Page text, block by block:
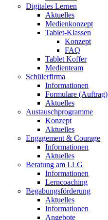
Digitales Lernen
Aktuelles
Medienkonzept
Tablet-Klassen
Konzept
FAQ
Tablet Koffer
Medienteam
Schülerfirma
Informationen
Formulare (Auftrag)
Aktuelles
Austauschprogramme
Konzept
Aktuelles
Engagement & Courage
Informationen
Aktuelles
Beratung am LLG
Informationen
Lerncoaching
Begabungsförderung
Aktuelles
Informationen
Angebote